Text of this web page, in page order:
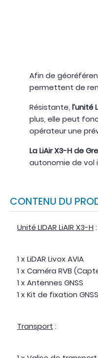
Afin de
permettent de
Résistante, l’unité
plus, elle peut
opérateur une
La LiAir X3-H de
autonomie de vol
CONTENU DU
Unité LIDAR LiAIR X3-H :
1 x LiDAR Livox AVIA
1 x Caméra RVB
1 x Antennes GNSS
1 x Kit de fixation GNSS
Transport :